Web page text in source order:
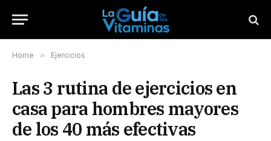
Home » Ejercicios
Las 3 rutina de ejercicios en
casa para hombres mayores
de los 40 más efectivas